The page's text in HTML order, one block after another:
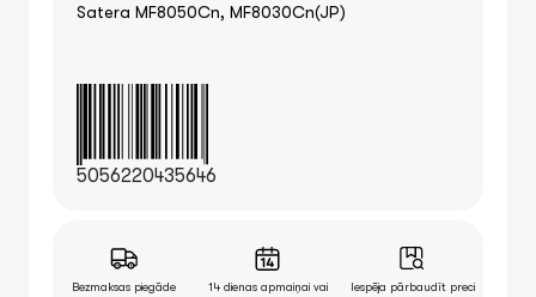
Satera MF8050Cn, MF8030Cn(JP)
5056220435646
Bezmaksas piegāde
14 dienas apmaiņai vai
Iespēja pārbaudīt preci